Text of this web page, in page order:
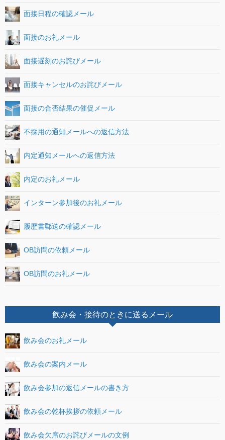
面接日程の確認メール
面接のお礼メール
面接遅刻のお詫びメール
面接キャンセルのお詫びメール
面接の合否結果の催促メール
不採用の通知メールへの返信方法
内定通知メールへの返信方法
内定のお礼メール
インターン参加後のお礼メール
履歴書郵送の確認メール
OB訪問の依頼メール
OB訪問のお礼メール
飲み会・接待のときに送るメール
飲み会のお礼メール
飲み会の案内メール
飲み会参加の返信メールの書き方
飲み会の乾杯挨拶の依頼メール
飲み会欠席のお詫びメールの文例